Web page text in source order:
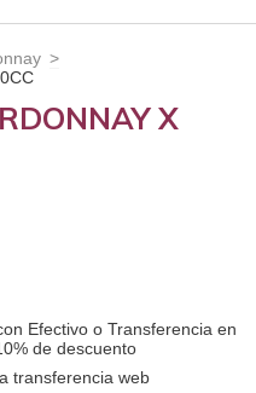
>
X
Efectivo o Transferencia en
de descuento
transferencia web